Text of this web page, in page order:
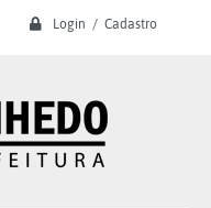
Login / Cadastro